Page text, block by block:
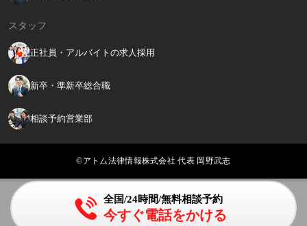
スタッフ
正社員・アルバイトの求人採用
新卒・準新卒総合職
相談予約営業部
©アトム法律情報株式会社 代表 岡野武志
全国/24時間/無料相談予約
今すぐ電話をかける